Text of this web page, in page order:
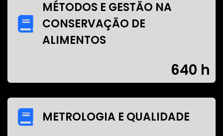
MÉTODOS E GESTÃO NA
CONSERVAÇÃO DE
ALIMENTOS
640 h
METROLOGIA E QUALIDADE